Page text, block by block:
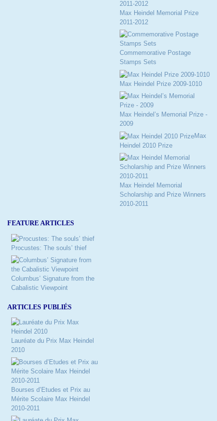
Max Heindel Memorial Prize
2011-2012
Commemorative Postage
Stamps Sets
Max Heindel Prize 2009-1010
Max Heindel’s Memorial Prize -
2009
Max
Heindel 2010 Prize
Max Heindel Memorial
Scholarship and Prize Winners
2010-2011
FEATURE ARTICLES
Procustes: The souls’ thief
Columbus’ Signature from the
Cabalistic Viewpoint
ARTICLES PUBLIÉS
Lauréate du Prix Max Heindel
2010
Bourses d’Etudes et Prix au
Mérite Scolaire Max Heindel
2010-2011